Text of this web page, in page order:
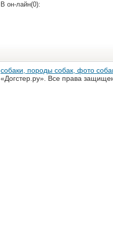
В он-лайн(0):
собаки, породы собак, фото
«Догстер.ру». Все права